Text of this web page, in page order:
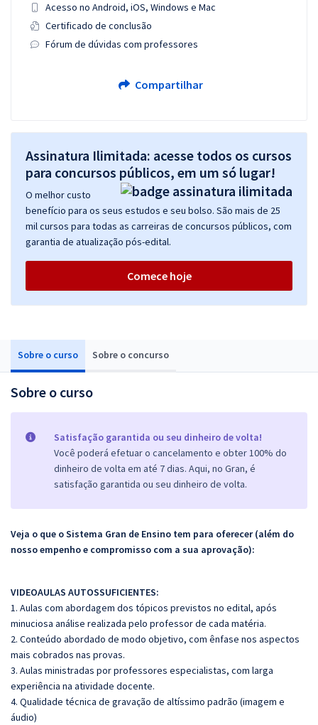
Sobre o curso Sobre o concurso
Sobre o curso
Satisfação garantida ou seu dinheiro de volta!
Você poderá efetuar o cancelamento e obter 100% do
dinheiro de volta em até 7 dias. Aqui, no Gran, é
satisfação garantida ou seu dinheiro de volta.
Veja o que o Sistema Gran de Ensino tem para oferecer (além do
nosso empenho e compromisso com a sua aprovação):
VIDEOAULAS AUTOSSUFICIENTES:
1. Aulas com abordagem dos tópicos previstos no edital, após
minuciosa análise realizada pelo professor de cada matéria.
2. Conteúdo abordado de modo objetivo, com ênfase nos aspectos
mais cobrados nas provas.
3. Aulas ministradas por professores especialistas, com larga
experiência na atividade docente.
4. Qualidade técnica de gravação de altíssimo padrão (imagem e
áudio)
Acesso no Android, iOS, Windows e Mac
Certificado de conclusão
Fórum de dúvidas com professores
Compartilhar
Assinatura Ilimitada: acesse todos os cursos
para concursos públicos, em um só lugar!
O melhor custo
benefício para os seus estudos e seu bolso. São mais de 25
mil cursos para todas as carreiras de concursos públicos, com
garantia de atualização pós-edital.
Comece hoje